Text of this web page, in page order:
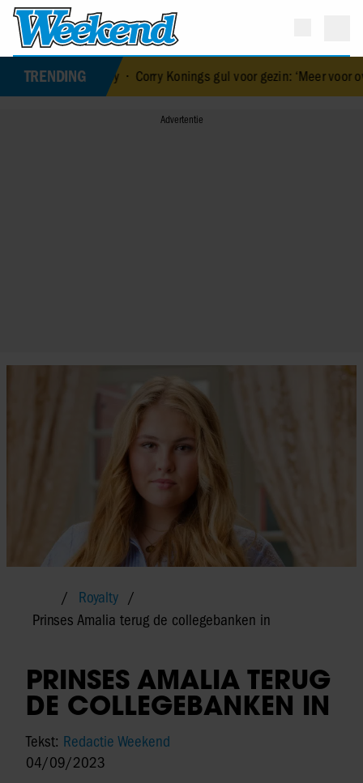
TRENDING
baby • Corry Konings gul voor gezin: ‘Meer voor over dan voor
Royalty
Prinses Amalia terug de collegebanken in
PRINSES AMALIA TERUG
DE COLLEGEBANKEN IN
Tekst: Redactie Weekend
04/09/2023